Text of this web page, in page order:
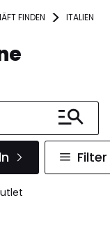
FINDEN
ITALIEN
Filter